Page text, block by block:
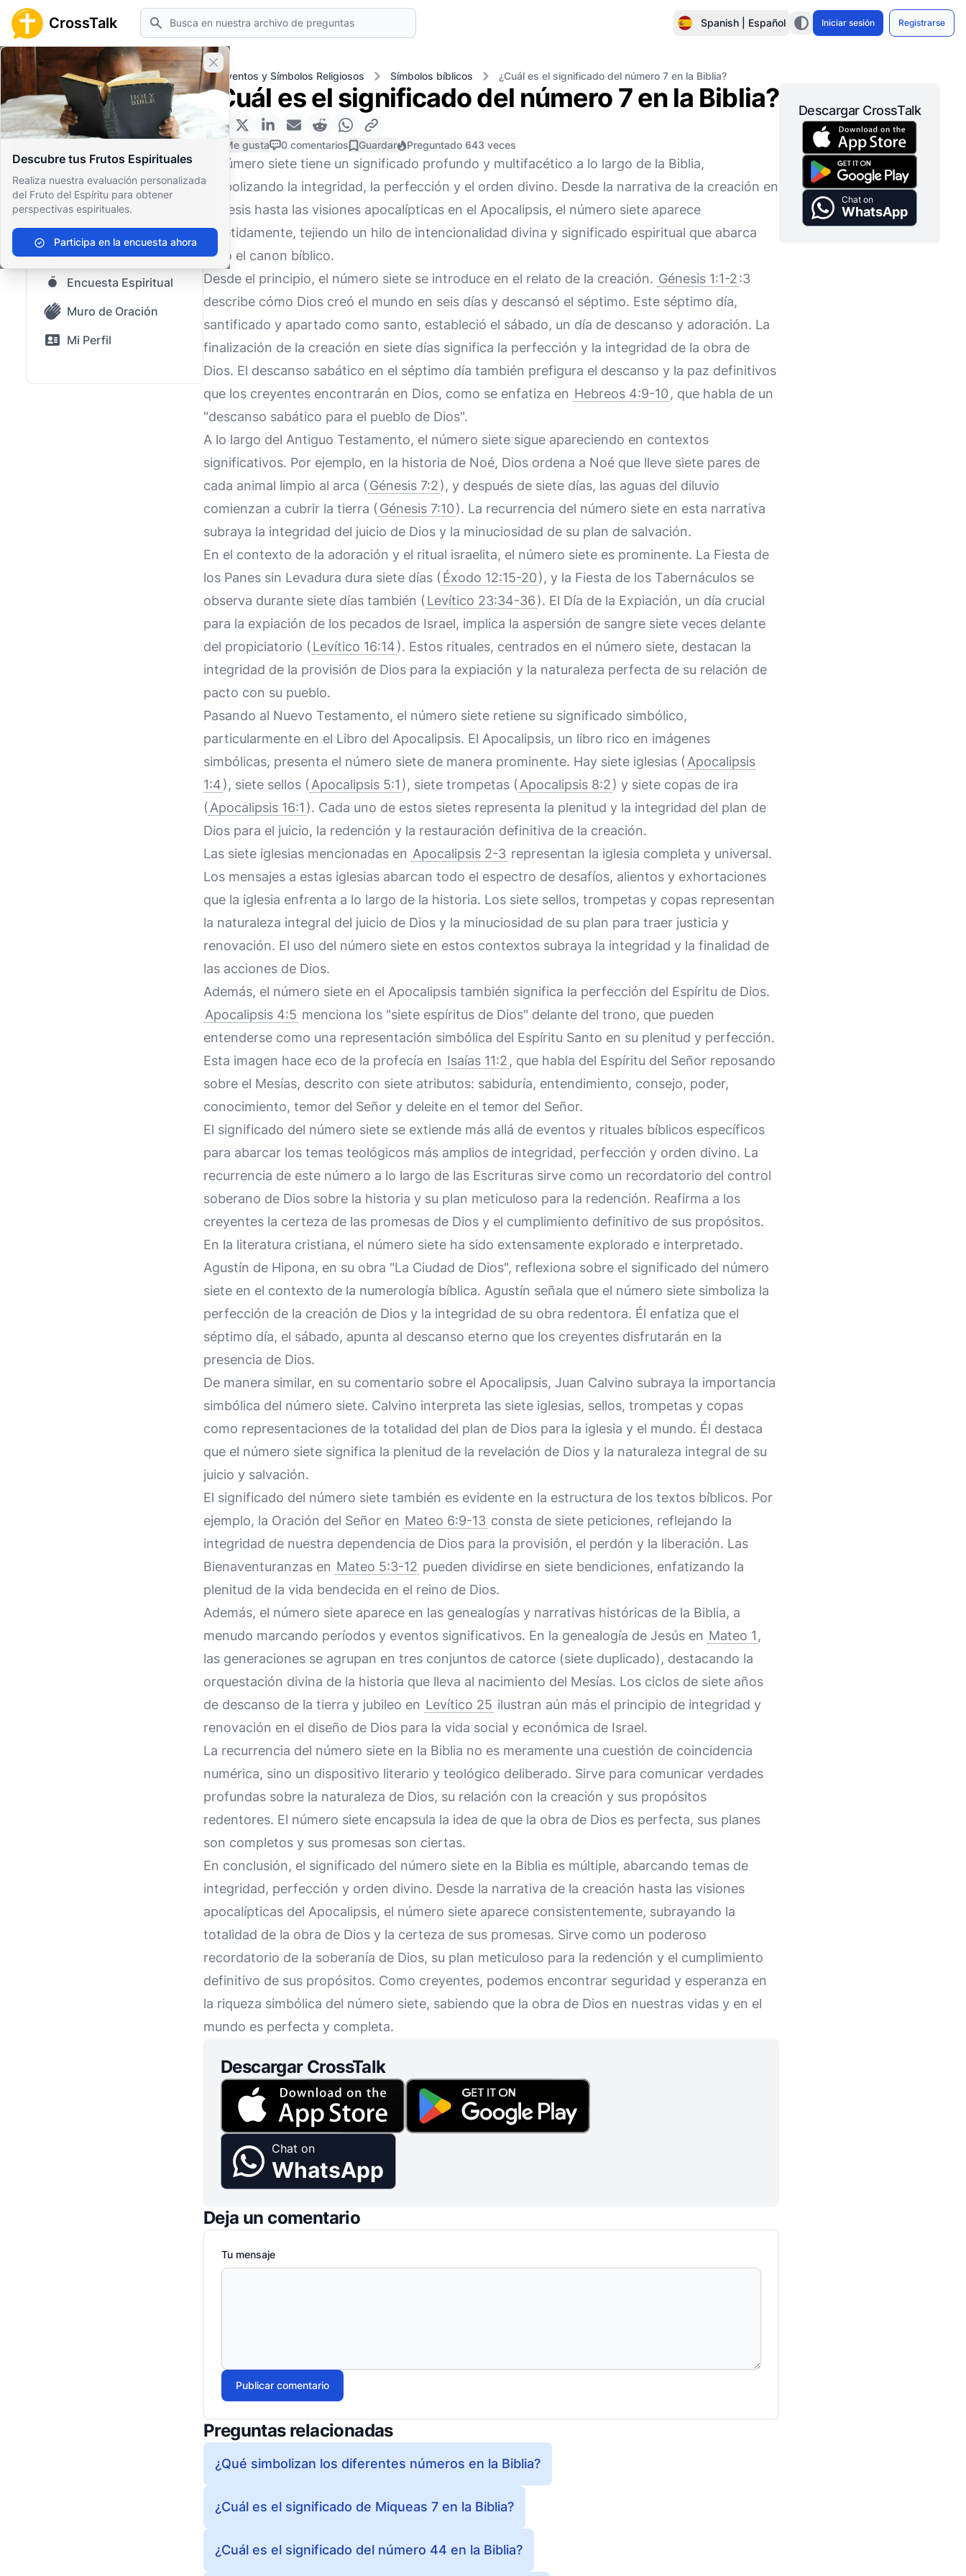
CrossTalk Buscar Spanish | Español Iniciar sesión Registrarse
Cerrar banner
Descubre tus Frutos Espirituales
Realiza nuestra evaluación personalizada
del Fruto del Espíritu para obtener
perspectivas espirituales.
Participa en la encuesta ahora
Inicio Archivo de Preguntas Eventos y Símbolos Religiosos Símbolos bíblicos ¿Cuál es el significado del número 7 en la Biblia?
Inicio
Archivo de Preguntas
Nuestro blog
Contenido guardado
Preguntas Populares
Biblia Sagrada
Encuesta Espiritual
Muro de Oración
Mi Perfil
¿Cuál es el significado del número 7 en la Biblia?
0 Me gusta 0 comentarios Guardar Preguntado 643 veces
El número siete tiene un significado profundo y multifacético a lo largo de la Biblia,
simbolizando la integridad, la perfección y el orden divino. Desde la narrativa de la creación en
Génesis hasta las visiones apocalípticas en el Apocalipsis, el número siete aparece
repetidamente, tejiendo un hilo de intencionalidad divina y significado espiritual que abarca
todo el canon bíblico.
Desde el principio, el número siete se introduce en el relato de la creación. Génesis 1:1-2:3
describe cómo Dios creó el mundo en seis días y descansó el séptimo. Este séptimo día,
santificado y apartado como santo, estableció el sábado, un día de descanso y adoración. La
finalización de la creación en siete días significa la perfección y la integridad de la obra de
Dios. El descanso sabático en el séptimo día también prefigura el descanso y la paz definitivos
que los creyentes encontrarán en Dios, como se enfatiza en Hebreos 4:9-10 , que habla de un
"descanso sabático para el pueblo de Dios".
A lo largo del Antiguo Testamento, el número siete sigue apareciendo en contextos
significativos. Por ejemplo, en la historia de Noé, Dios ordena a Noé que lleve siete pares de
cada animal limpio al arca ( Génesis 7:2), y después de siete días, las aguas del diluvio
comienzan a cubrir la tierra ( Génesis 7:10). La recurrencia del número siete en esta narrativa
subraya la integridad del juicio de Dios y la minuciosidad de su plan de salvación.
En el contexto de la adoración y el ritual israelita, el número siete es prominente. La Fiesta de
los Panes sin Levadura dura siete días ( Éxodo 12:15-20), y la Fiesta de los Tabernáculos se
observa durante siete días también ( Levítico 23:34-36). El Día de la Expiación, un día crucial
para la expiación de los pecados de Israel, implica la aspersión de sangre siete veces delante
del propiciatorio ( Levítico 16:14). Estos rituales, centrados en el número siete, destacan la
integridad de la provisión de Dios para la expiación y la naturaleza perfecta de su relación de
pacto con su pueblo.
Pasando al Nuevo Testamento, el número siete retiene su significado simbólico,
particularmente en el Libro del Apocalipsis. El Apocalipsis, un libro rico en imágenes
simbólicas, presenta el número siete de manera prominente. Hay siete iglesias ( Apocalipsis
1:4), siete sellos ( Apocalipsis 5:1 ), siete trompetas ( Apocalipsis 8:2) y siete copas de ira
( Apocalipsis 16:1 ). Cada uno de estos sietes representa la plenitud y la integridad del plan de
Dios para el juicio, la redención y la restauración definitiva de la creación.
Las siete iglesias mencionadas en Apocalipsis 2-3 representan la iglesia completa y universal.
Los mensajes a estas iglesias abarcan todo el espectro de desafíos, alientos y exhortaciones
que la iglesia enfrenta a lo largo de la historia. Los siete sellos, trompetas y copas representan
la naturaleza integral del juicio de Dios y la minuciosidad de su plan para traer justicia y
renovación. El uso del número siete en estos contextos subraya la integridad y la finalidad de
las acciones de Dios.
Además, el número siete en el Apocalipsis también significa la perfección del Espíritu de Dios.
Apocalipsis 4:5 menciona los "siete espíritus de Dios" delante del trono, que pueden
entenderse como una representación simbólica del Espíritu Santo en su plenitud y perfección.
Esta imagen hace eco de la profecía en Isaías 11:2 , que habla del Espíritu del Señor reposando
sobre el Mesías, descrito con siete atributos: sabiduría, entendimiento, consejo, poder,
conocimiento, temor del Señor y deleite en el temor del Señor.
El significado del número siete se extiende más allá de eventos y rituales bíblicos específicos
para abarcar los temas teológicos más amplios de integridad, perfección y orden divino. La
recurrencia de este número a lo largo de las Escrituras sirve como un recordatorio del control
soberano de Dios sobre la historia y su plan meticuloso para la redención. Reafirma a los
creyentes la certeza de las promesas de Dios y el cumplimiento definitivo de sus propósitos.
En la literatura cristiana, el número siete ha sido extensamente explorado e interpretado.
Agustín de Hipona, en su obra "La Ciudad de Dios", reflexiona sobre el significado del número
siete en el contexto de la numerología bíblica. Agustín señala que el número siete simboliza la
perfección de la creación de Dios y la integridad de su obra redentora. Él enfatiza que el
séptimo día, el sábado, apunta al descanso eterno que los creyentes disfrutarán en la
presencia de Dios.
De manera similar, en su comentario sobre el Apocalipsis, Juan Calvino subraya la importancia
simbólica del número siete. Calvino interpreta las siete iglesias, sellos, trompetas y copas
como representaciones de la totalidad del plan de Dios para la iglesia y el mundo. Él destaca
que el número siete significa la plenitud de la revelación de Dios y la naturaleza integral de su
juicio y salvación.
El significado del número siete también es evidente en la estructura de los textos bíblicos. Por
ejemplo, la Oración del Señor en Mateo 6:9-13 consta de siete peticiones, reflejando la
integridad de nuestra dependencia de Dios para la provisión, el perdón y la liberación. Las
Bienaventuranzas en Mateo 5:3-12 pueden dividirse en siete bendiciones, enfatizando la
plenitud de la vida bendecida en el reino de Dios.
Además, el número siete aparece en las genealogías y narrativas históricas de la Biblia, a
menudo marcando períodos y eventos significativos. En la genealogía de Jesús en Mateo 1 ,
las generaciones se agrupan en tres conjuntos de catorce (siete duplicado), destacando la
orquestación divina de la historia que lleva al nacimiento del Mesías. Los ciclos de siete años
de descanso de la tierra y jubileo en Levítico 25 ilustran aún más el principio de integridad y
renovación en el diseño de Dios para la vida social y económica de Israel.
La recurrencia del número siete en la Biblia no es meramente una cuestión de coincidencia
numérica, sino un dispositivo literario y teológico deliberado. Sirve para comunicar verdades
profundas sobre la naturaleza de Dios, su relación con la creación y sus propósitos
redentores. El número siete encapsula la idea de que la obra de Dios es perfecta, sus planes
son completos y sus promesas son ciertas.
En conclusión, el significado del número siete en la Biblia es múltiple, abarcando temas de
integridad, perfección y orden divino. Desde la narrativa de la creación hasta las visiones
apocalípticas del Apocalipsis, el número siete aparece consistentemente, subrayando la
totalidad de la obra de Dios y la certeza de sus promesas. Sirve como un poderoso
recordatorio de la soberanía de Dios, su plan meticuloso para la redención y el cumplimiento
definitivo de sus propósitos. Como creyentes, podemos encontrar seguridad y esperanza en
la riqueza simbólica del número siete, sabiendo que la obra de Dios en nuestras vidas y en el
mundo es perfecta y completa.
Descargar CrossTalk
Chat on
WhatsApp
Deja un comentario
Tu mensaje
Publicar comentario
Preguntas relacionadas
¿Qué simbolizan los diferentes números en la Biblia?
¿Cuál es el significado de Miqueas 7 en la Biblia?
¿Cuál es el significado del número 44 en la Biblia?
Descargar CrossTalk
Chat on
WhatsApp